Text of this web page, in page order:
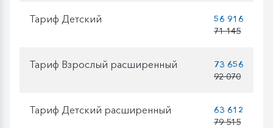
Тариф Детский
56 916
71 145
Тариф Взрослый расширенный
73 656
92 070
Тариф Детский расширенный
63 612
79 515